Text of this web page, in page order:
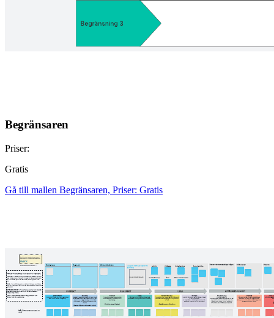
Begränsaren
Priser:
Gratis
Gå till mallen Begränsaren, Priser: Gratis